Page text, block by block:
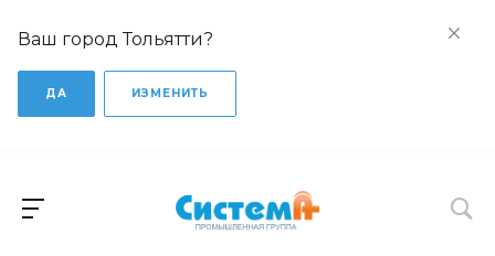
Ваш город Тольятти?
ДА ИЗМЕНИТЬ